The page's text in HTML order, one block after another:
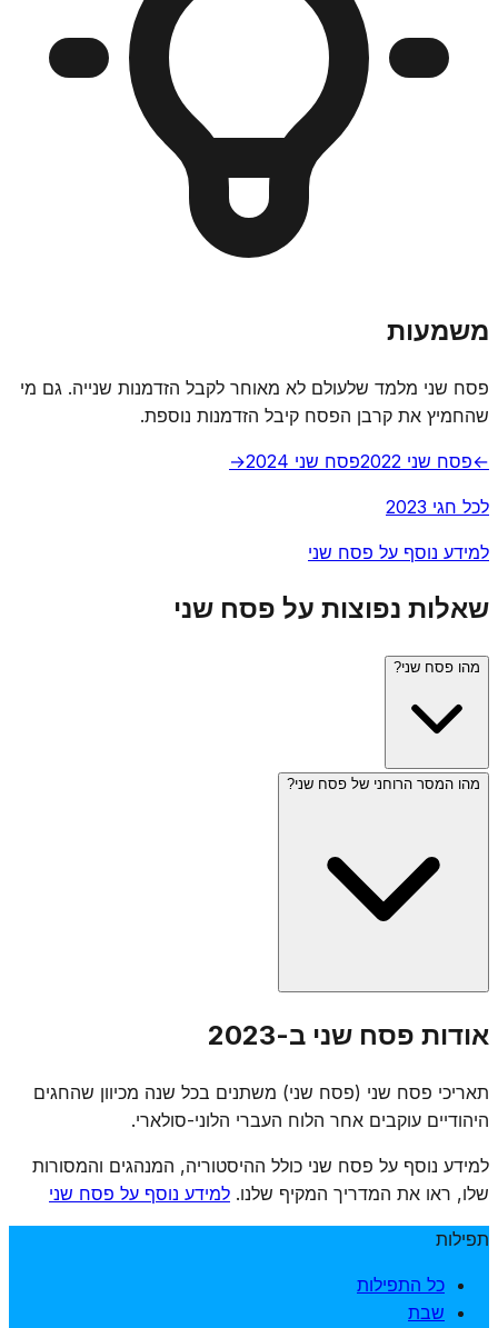
משמעות
פסח שני מלמד שלעולם לא מאוחר לקבל הזדמנות שנייה. גם מי
שהחמיץ את קרבן הפסח קיבל הזדמנות נוספת.
←פסח שני 2022 פסח שני 2024 →
לכל חגי 2023
למידע נוסף על פסח שני
שאלות נפוצות על פסח שני
מהו פסח שני?
המקדש. כיום, כשאין בית מקדש, היום מצוין בעיקר בכך שלא
אומרים תחנון, וחלק מהאנשים אוכלים מצה.
מהו המסר הרוחני של פסח שני?
פסח שני מלמד שתמיד יש הזדמנות שנייה - "אף פעם לא מאוחר
מדי". הוא מסמל את הרעיון שגם מי שהחמיץ את המועד או היה
בלתי כשיר, יכול לתקן ולהשלים. רעיון זה מודגש במיוחד בתורת
אודות פסח שני ב-2023
תאריכי פסח שני (פסח שני) משתנים בכל שנה מכיוון שהחגים
היהודיים עוקבים אחר הלוח העברי הלוני-סולארי.
למידע נוסף על פסח שני כולל ההיסטוריה, המנהגים והמסורות
שלו, ראו את המדריך המקיף שלנו. למידע נוסף על פסח שני
תפילות
כל התפילות
שבת